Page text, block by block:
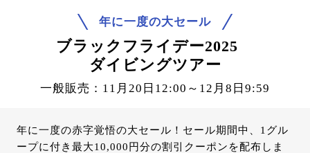
年に一度の大セール
ブラックフライデー2025
ダイビングツアー
一般販売：11月20日12:00～12月8日9:59
年に一度の赤字覚悟の大セール！セール期間中、1グル
ープに付き最大10,000円分の割引クーポンを配布しま